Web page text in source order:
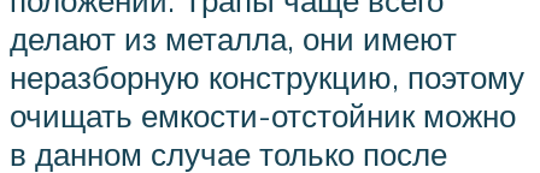
делают из металла, они имеют
неразборную конструкцию, поэтому
очищать емкости-отстойник можно
в данном случае только после